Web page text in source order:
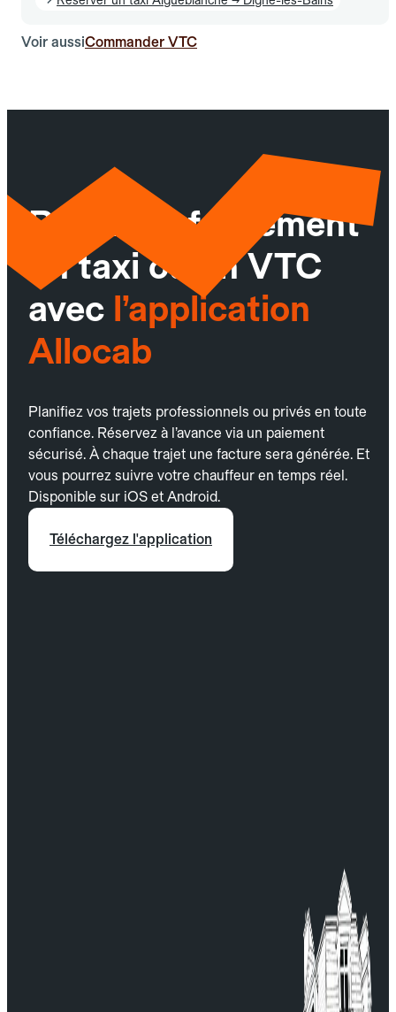
Voir aussiCommander VTC
Réservez facilement
un taxi ou un VTC
avec l’application
Allocab
Planifiez vos trajets professionnels ou privés en toute
confiance. Réservez à l’avance via un paiement
sécurisé. À chaque trajet une facture sera générée. Et
vous pourrez suivre votre chauffeur en temps réel.
Disponible sur iOS et Android.
Téléchargez l'application